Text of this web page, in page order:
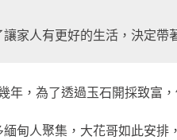
家人有更好的生活，決定
年，為了透過玉石開採致
甸人聚集，大花哥如此安